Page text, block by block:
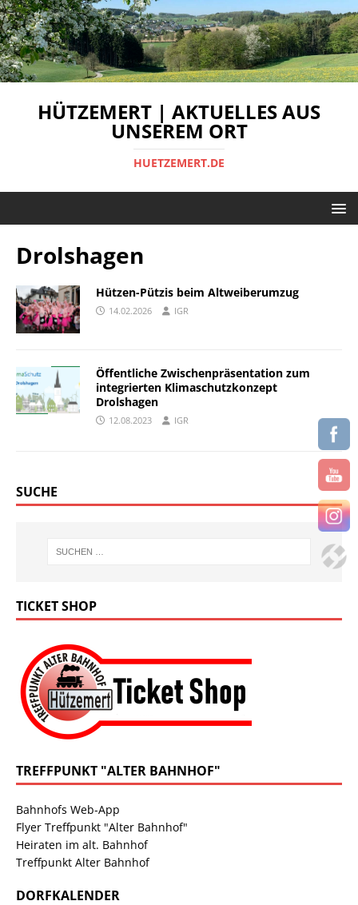
HÜTZEMERT | AKTUELLES AUS
UNSEREM ORT
HUETZEMERT.DE
Drolshagen
Hützen-Pützis beim Altweiberumzug
14.02.2026 IGR
Öffentliche Zwischenpräsentation zum
integrierten Klimaschutzkonzept
Drolshagen
12.08.2023 IGR
SUCHE
TICKET SHOP
TREFFPUNKT "ALTER BAHNHOF"
Bahnhofs Web-App
Flyer Treffpunkt "Alter Bahnhof"
Heiraten im alt. Bahnhof
Treffpunkt Alter Bahnhof
DORFKALENDER